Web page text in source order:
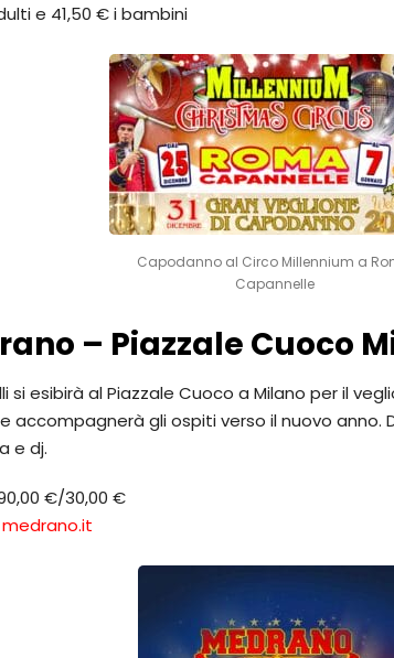
e 41,50 € i bambini
Capodanno al Circo Millennium a
Capannelle
– Piazzale Cuoco
si esibirà al Piazzale Cuoco a Milano per il
accompagnerà gli ospiti verso il nuovo
e dj.
€/30,00 €
medrano.it